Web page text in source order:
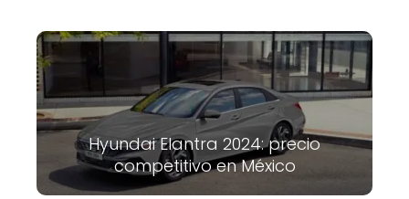
Hyundai Elantra 2024: precio
competitivo en México